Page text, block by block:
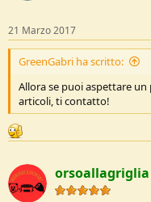
21 Marzo 2017
GreenGabri ha scritto:
Allora se puoi aspettare
articoli, ti contatto!
orsoallagriglia